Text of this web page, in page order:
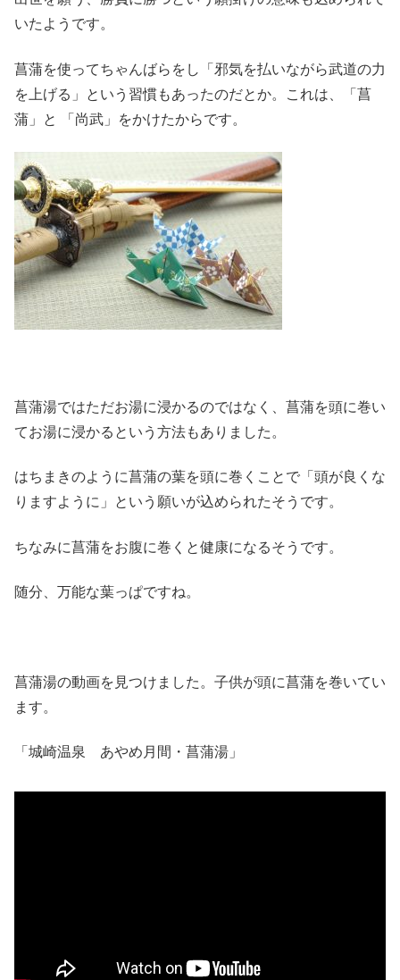
いたようです。
菖蒲を使ってちゃんばらをし「邪気を払いながら武道の力
を上げる」という習慣もあったのだとか。これは、「菖
蒲」と 「尚武」をかけたからです。
菖蒲湯ではただお湯に浸かるのではなく、菖蒲を頭に巻い
てお湯に浸かるという方法もありました。
はちまきのように菖蒲の葉を頭に巻くことで「頭が良くな
りますように」という願いが込められたそうです。
ちなみに菖蒲をお腹に巻くと健康になるそうです。
随分、万能な葉っぱですね。
菖蒲湯の動画を見つけました。子供が頭に菖蒲を巻いてい
ます。
「城崎温泉 あやめ月間・菖蒲湯」